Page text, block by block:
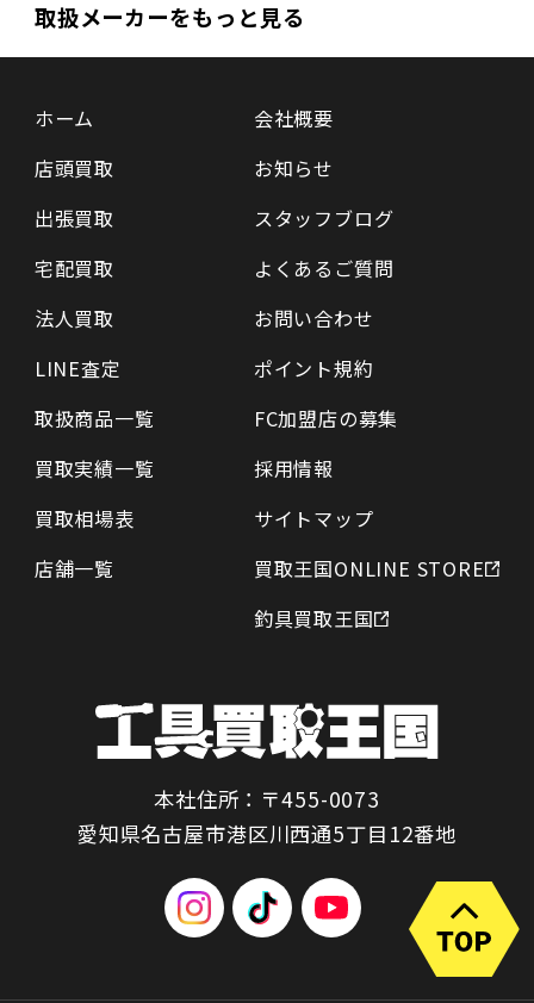
取扱メーカーをもっと見る
ホーム
店頭買取
出張買取
宅配買取
法人買取
LINE査定
取扱商品一覧
買取実績一覧
買取相場表
店舗一覧
会社概要
お知らせ
スタッフブログ
よくあるご質問
お問い合わせ
ポイント規約
FC加盟店の募集
採用情報
サイトマップ
買取王国ONLINE STORE
釣具買取王国
本社住所：〒455-0073
愛知県名古屋市港区川西通5丁目12番地